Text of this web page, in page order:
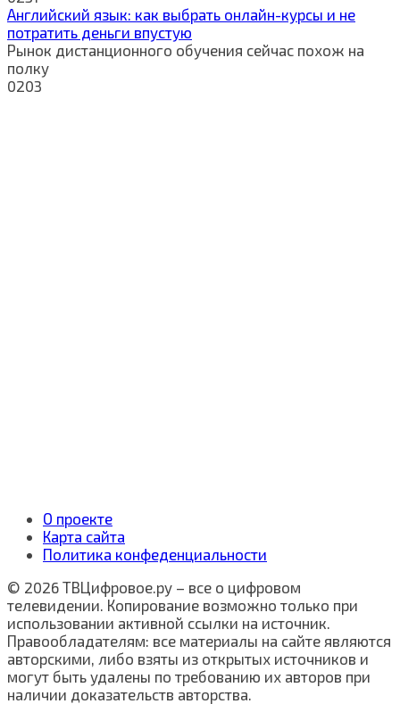
Английский язык: как выбрать онлайн-курсы и не
потратить деньги впустую
Рынок дистанционного обучения сейчас похож на
полку
0203
О проекте
Карта сайта
Политика конфеденциальности
© 2026 ТВЦифровое.ру – все о цифровом
телевидении. Копирование возможно только при
использовании активной ссылки на источник.
Правообладателям: все материалы на сайте являются
авторскими, либо взяты из открытых источников и
могут быть удалены по требованию их авторов при
наличии доказательств авторства.